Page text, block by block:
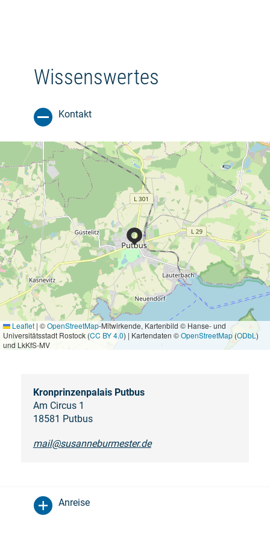
Wissenswertes
Kontakt
Leaflet | ©OpenStreetMap-Mitwirkende, Kartenbild © Hanse- und
Universitätsstadt Rostock (CC BY 4.0) | Kartendaten ©OpenStreetMap(ODbL )
und LkKfS-MV
Kronprinzenpalais Putbus
Am Circus 1
18581 Putbus
mail@susanneburmester.de
Anreise